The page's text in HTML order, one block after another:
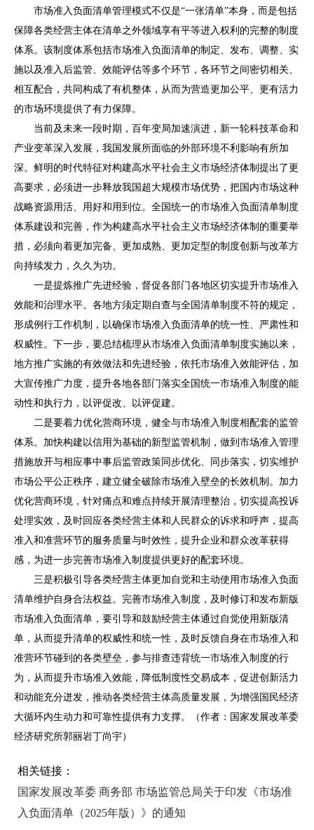
市场准入负面清单管理模式不仅是“一张清单”本身，而是包括
保障各类经营主体在清单之外领域享有平等进入权利的完整的制度
体系。该制度体系包括市场准入负面清单的制定、发布、调整、实
施以及准入后监管、效能评估等多个环节，各环节之间密切相关、
相互配合，共同构成了有机整体，从而为营造更加公平、更有活力
的市场环境提供了有力保障。
当前及未来一段时期，百年变局加速演进，新一轮科技革命和
产业变革深入发展，我国发展所面临的外部环境不利影响有所加
深。鲜明的时代特征对构建高水平社会主义市场经济体制提出了更
高要求，必须进一步释放我国超大规模市场优势，把国内市场这种
战略资源用活、用好和用到位。全国统一的市场准入负面清单制度
体系建设和完善，作为构建高水平社会主义市场经济体制的重要举
措， 必须向着更加完备、更加成熟、更加定型的制度创新与改革方
向持续发力，久久为功。
一是提炼推广先进经验，督促各部门各地区切实提升市场准入
效能和治理水平。各地方须定期自查与全国清单制度不符的规定，
形成例行工作机制，以确保市场准入负面清单的统一性、严肃性和
权威性。下一步，要总结梳理从市场准入负面清单制度实施以来，
地方推广实施的有效做法和先进经验，依托市场准入效能评估，加
大宣传推广力度，提升各地各部门落实全国统一市场准入制度的能
动性和执行力，以评促改、以评促建。
二是要着力优化营商环境，健全与市场准入制度相配套的监管
体系。加快构建以信用为基础的新型监管机制，做到市场准入管理
措施放开与相应事中事后监管政策同步优化、同步落实，切实维护
市场公平公正秩序，建立健全破除市场准入壁垒的长效机制。加力
优化营商环境，针对痛点和难点持续开展清理整治，切实提高投诉
处理实效，及时回应各类经营主体和人民群众的诉求和呼声，提高
准入和准营环节的服务质量与时效性，提升企业和群众改革获得
感，为进一步完善市场准入制度提供更好的配套环境。
三是积极引导各类经营主体更加自觉和主动使用市场准入负面
清单维护自身合法权益。完善市场准入制度，及时修订和发布新版
市场准入负面清单，要引导和鼓励经营主体通过自觉使用新版清
单，从而提升清单的权威性和统一性，及时反馈自身在市场准入和
准营环节碰到的各类壁垒，参与排查违背统一市场准入制度的行
为，从而提升市场准入效能，降低制度性交易成本，促进创新活力
和动能充分迸发，推动各类经营主体高质量发展，为增强国民经济
大循环内生动力和可靠性提供有力支撑。（作者：国家发展改革委
经济研究所郭丽岩丁尚宇）
相关链接：
国家发展改革委 商务部 市场监管总局关于印发《市场准
入负面清单（2025年版）》的通知